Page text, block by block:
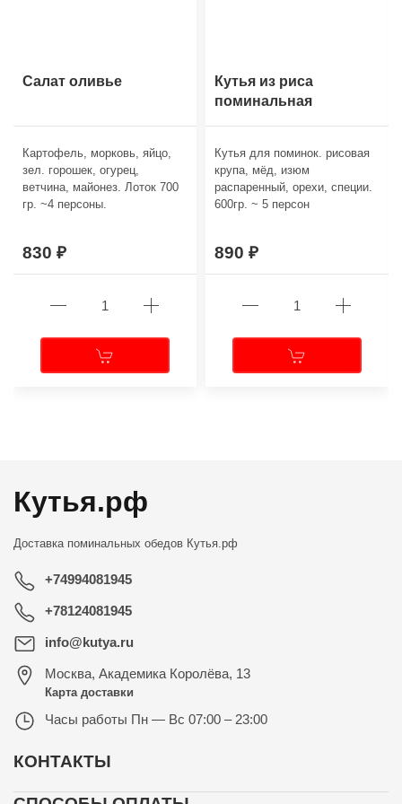
Салат оливье
Картофель, морковь, яйцо,
зел. горошек, огурец,
ветчина, майонез. Лоток 700
гр. ~4 персоны.
830
Кутья из риса
поминальная
Кутья для поминок. рисовая
крупа, мёд, изюм
распаренный, орехи, специи.
600гр. ~ 5 персон
890
Кутья.рф
Доставка поминальных обедов Кутья.рф
+74994081945
+78124081945
info@kutya.ru
Москва, Академика Королёва, 13
Карта доставки
Часы работы Пн — Вс 07:00 – 23:00
КОНТАКТЫ